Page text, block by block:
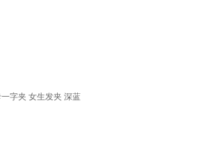
字夹 女生发夹 深蓝